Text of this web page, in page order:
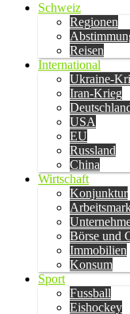
Schweiz
Regionen
Reisen
International
Ukraine-
Iran-Krieg
USA
EU
Russland
China
Wirtschaft
Konjunktur
Börse und
Immobilien
Konsum
Sport
Fussball
Eishockey